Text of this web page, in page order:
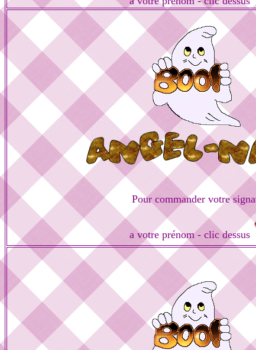
Pour commander votre
a votre prénom - clic dessus